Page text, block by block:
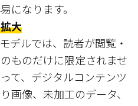
になります。
大
デルでは、読者が閲覧・
ものだけに限定されませ
て、デジタルコンテンツ
画像、未加工のデータ、